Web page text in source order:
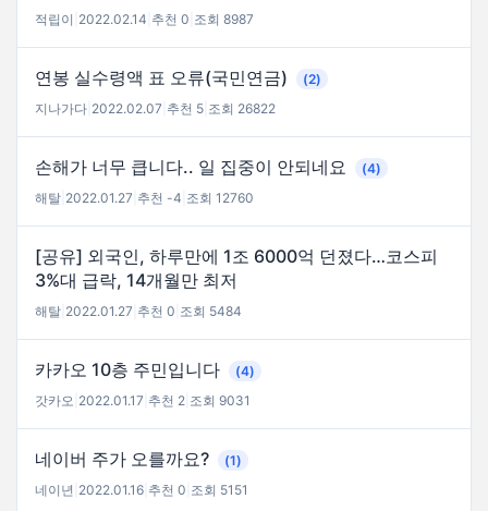
적립이 2022.02.14 추천 0 조회 8987
연봉 실수령액 표 오류(국민연금)
(2)
지나가다 2022.02.07 추천 5 조회 26822
손해가 너무 큽니다.. 일 집중이 안되네요
(4)
해탈 2022.01.27 추천 -4 조회 12760
[공유] 외국인, 하루만에 1조 6000억 던졌다…코스피
3%대 급락, 14개월만 최저
해탈 2022.01.27 추천 0 조회 5484
카카오 10층 주민입니다
(4)
갓카오 2022.01.17 추천 2 조회 9031
네이버 주가 오를까요?
(1)
네이년 2022.01.16 추천 0 조회 5151